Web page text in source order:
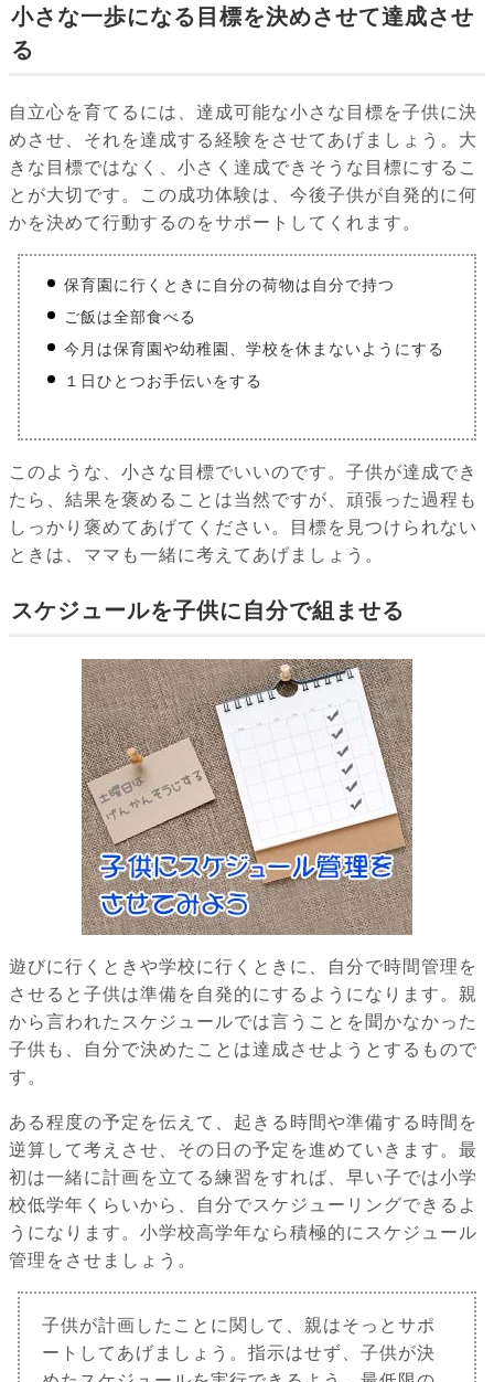
小さな一歩になる目標を決めさせて達成させ
る
自立心を育てるには、達成可能な小さな目標を子供に決
めさせ、それを達成する経験をさせてあげましょう。大
きな目標ではなく、小さく達成できそうな目標にするこ
とが大切です。この成功体験は、今後子供が自発的に何
かを決めて行動するのをサポートしてくれます。
保育園に行くときに自分の荷物は自分で持つ
ご飯は全部食べる
今月は保育園や幼稚園、学校を休まないようにする
１日ひとつお手伝いをする
このような、小さな目標でいいのです。子供が達成でき
たら、結果を褒めることは当然ですが、頑張った過程も
しっかり褒めてあげてください。目標を見つけられない
ときは、ママも一緒に考えてあげましょう。
スケジュールを子供に自分で組ませる
遊びに行くときや学校に行くときに、自分で時間管理を
させると子供は準備を自発的にするようになります。親
から言われたスケジュールでは言うことを聞かなかった
子供も、自分で決めたことは達成させようとするもので
す。
ある程度の予定を伝えて、起きる時間や準備する時間を
逆算して考えさせ、その日の予定を進めていきます。最
初は一緒に計画を立てる練習をすれば、早い子では小学
校低学年くらいから、自分でスケジューリングできるよ
うになります。小学校高学年なら積極的にスケジュール
管理をさせましょう。
子供が計画したことに関して、親はそっとサポ
ートしてあげましょう。指示はせず、子供が決